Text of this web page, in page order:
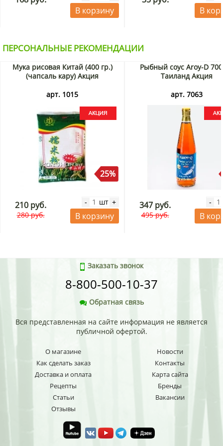
В корзину В
ПЕРСОНАЛЬНЫЕ РЕКОМЕНДАЦИИ
Мука рисовая Китай (400 гр.)
(чапсаль кару) Акция
арт. 1015
25%
210 руб.
280 руб.
- шт +
В корзину
Рыбный соус Aroy-D
Таиланд Акция
арт. 7063
347 руб.
495 руб.
-
В
Заказать звонок
8-800-500-10-37
Обратная связь
Вся представленная на сайте информация не является
публичной офертой.
О магазине
Как сделать заказ
Доставка и оплата
Рецепты
Статьи
Отзывы
Новости
Контакты
Карта сайта
Бренды
Вакансии